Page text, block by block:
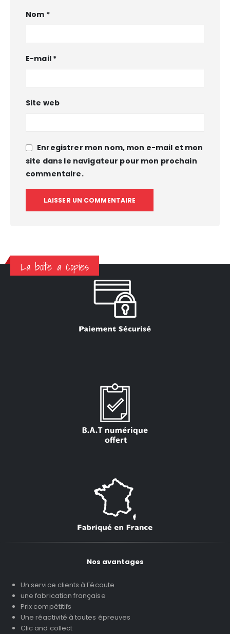
Nom *
E-mail *
Site web
Enregistrer mon nom, mon e-mail et mon
site dans le navigateur pour mon prochain
commentaire.
La boite a copies
Nos avantages
Un service clients à l'écoute
une fabrication française
Prix compétitifs
Une réactivité à toutes épreuves
Clic and collect